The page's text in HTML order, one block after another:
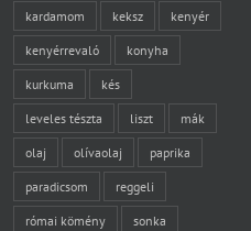
kardamom keksz kenyér
kenyérrevaló konyha
kurkuma kés
leveles tészta liszt mák
olaj olívaolaj paprika
paradicsom reggeli
római kömény sonka